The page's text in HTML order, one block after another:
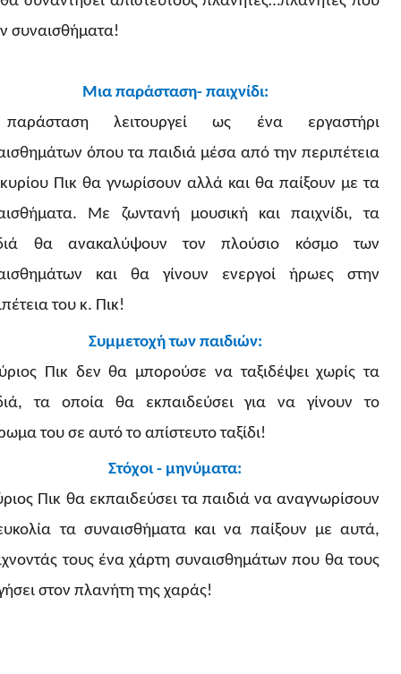
συναισθήματα!
Μια παράσταση- παιχνίδι:
λειτουργεί ως ένα εργαστήρι
όπου τα παιδιά μέσα από την περιπέτεια
Πικ θα γνωρίσουν αλλά και θα παίξουν με τα
Με ζωντανή μουσική και παιχνίδι, τα
θα ανακαλύψουν τον πλούσιο κόσμο των
και θα γίνουν ενεργοί ήρωες στην
του κ. Πικ!
Συμμετοχή των παιδιών:
Πικ δεν θα μπορούσε να ταξιδέψει χωρίς τα
τα οποία θα εκπαιδεύσει για να γίνουν το
του σε αυτό το απίστευτο ταξίδι!
Στόχοι - μηνύματα:
Πικ θα εκπαιδεύσει τα παιδιά να αναγνωρίσουν
τα συναισθήματα και να παίξουν με αυτά,
τους ένα χάρτη συναισθημάτων που θα τους
στον πλανήτη της χαράς!